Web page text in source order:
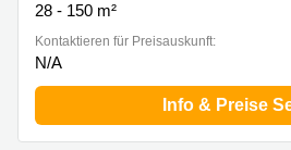
28 - 150 m²
Kontaktieren für Preisauskunft:
N/A
Info & Preise